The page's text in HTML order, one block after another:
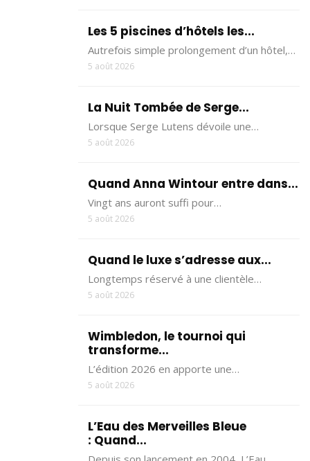
Les 5 piscines d’hôtels les...
Autrefois simple prolongement d’un hôtel,…
5 août 2026
La Nuit Tombée de Serge...
Lorsque Serge Lutens dévoile une…
5 août 2026
Quand Anna Wintour entre dans...
Vingt ans auront suffi pour…
5 août 2026
Quand le luxe s’adresse aux...
Longtemps réservé à une clientèle…
5 août 2026
Wimbledon, le tournoi qui
transforme...
L’édition 2026 en apporte une…
5 août 2026
L’Eau des Merveilles Bleue
: Quand...